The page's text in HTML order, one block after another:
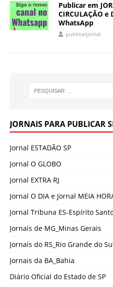
Publicar em
CIRCULAÇÃO e
WhatsApp
publicarjornal
JORNAIS PARA PUBLICAR
Jornal ESTADÃO SP
Jornal O GLOBO
Jornal EXTRA RJ
Jornal O DIA e Jornal MEIA
Jornal Tribuna ES-Espírito
Jornais de MG_Minas Gerais
Jornais do RS_Rio Grande do
Jornais da BA_Bahia
Diário Oficial do Estado de SP